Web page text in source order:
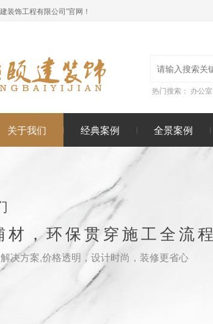
装饰工程有限公司”官网！
热门搜索： 办公室
关于我们 经典案例 全景案例
材，环保贯穿施工全流程
决方案,价格透明，设计时尚，装修更省心